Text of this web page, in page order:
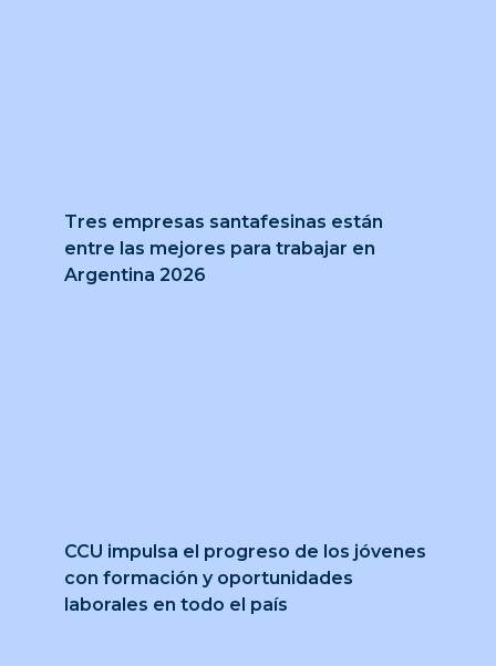
Tres empresas santafesinas están
entre las mejores para trabajar en
Argentina 2026
CCU impulsa el progreso de los jóvenes
con formación y oportunidades
laborales en todo el país